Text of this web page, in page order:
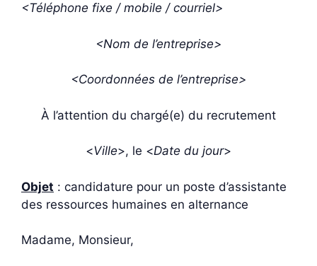
<Téléphone fixe / mobile / courriel>
<Nom de l’entreprise>
<Coordonnées de l’entreprise>
À l’attention du chargé(e) du recrutement
<Ville>, le <Date du jour>
Objet : candidature pour un poste d’assistante
des ressources humaines en alternance
Madame, Monsieur,